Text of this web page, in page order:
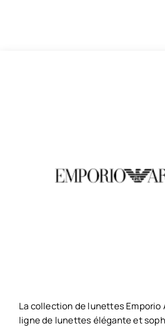
La collection de lunettes Emporio
ligne de lunettes élégante et